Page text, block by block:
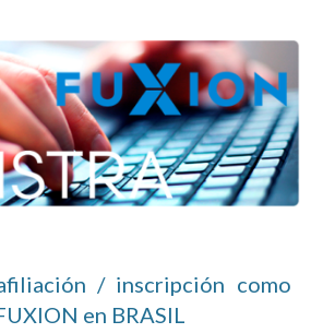
/ inscripción como
en BRASIL